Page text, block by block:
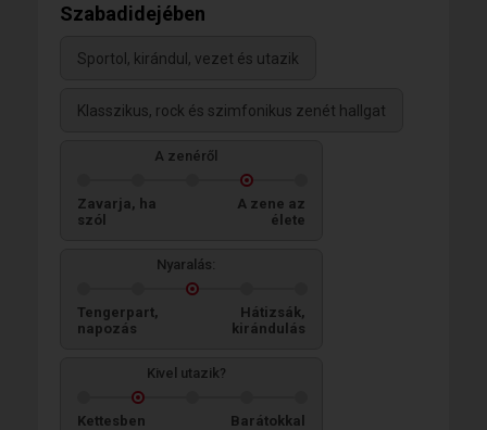
Szabadidejében
Sportol, kirándul, vezet és utazik
Klasszikus, rock és szimfonikus zenét hallgat
A zenéről
Zavarja, ha
szól
A zene az
élete
Nyaralás:
Tengerpart,
napozás
Hátizsák,
kirándulás
Kivel utazik?
Kettesben Barátokkal